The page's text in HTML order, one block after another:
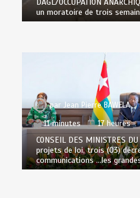
un moratoire de trois
parJean Pierre BAWELA
11 minutes
17 heures
CONSEIL DES MINISTRES
projets de loi, trois (03)
communications …les